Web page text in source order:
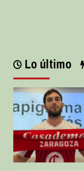
Lo último